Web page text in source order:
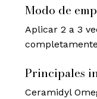
Modo de
Aplicar 2 a 3
Principales
Ceramidyl